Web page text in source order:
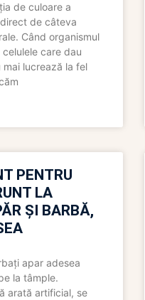
de culoare a
de câteva
Când organismul
care dau
mai lucrează la fel
PENTRU
LA
ȘI BARBĂ,
apar adesea
la tâmple.
arată artificial, se